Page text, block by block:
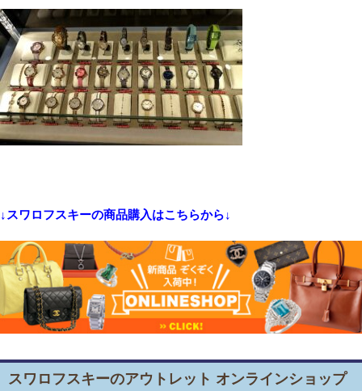
↓スワロフスキーの商品購入はこちらから↓
スワロフスキーのアウトレット オンラインショップ